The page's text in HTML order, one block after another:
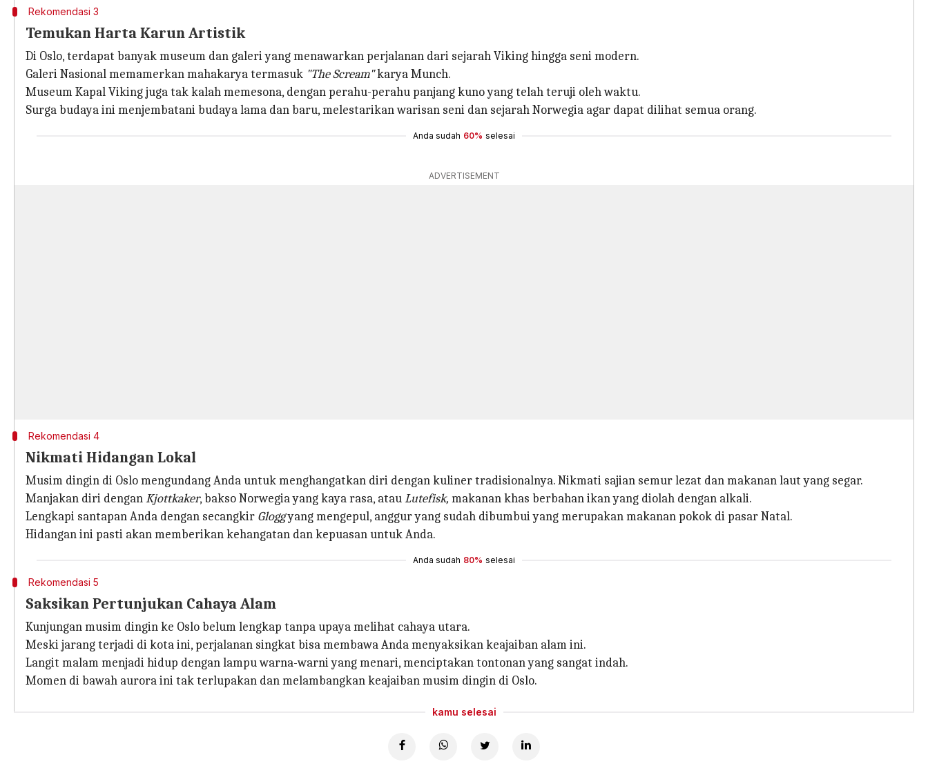
Rekomendasi 3
Temukan Harta Karun Artistik
Di Oslo, terdapat banyak museum dan galeri yang menawarkan perjalanan dari sejarah Viking hingga seni modern.
Galeri Nasional memamerkan mahakarya termasuk "The Scream"karya Munch.
Museum Kapal Viking juga tak kalah memesona, dengan perahu-perahu panjang kuno yang telah teruji oleh waktu.
Surga budaya ini menjembatani budaya lama dan baru, melestarikan warisan seni dan sejarah Norwegia agar dapat dilihat semua orang.
Anda sudah 60% selesai
ADVERTISEMENT
Rekomendasi 4
Nikmati Hidangan Lokal
Musim dingin di Oslo mengundang Anda untuk menghangatkan diri dengan kuliner tradisionalnya. Nikmati sajian semur lezat dan makanan laut yang segar.
Manjakan diri denganKjottkaker, bakso Norwegia yang kaya rasa, atauLutefisk, makanan khas berbahan ikan yang diolah dengan alkali.
Lengkapi santapan Anda dengan secangkir Gloggyang mengepul, anggur yang sudah dibumbui yang merupakan makanan pokok di pasar Natal.
Hidangan ini pasti akan memberikan kehangatan dan kepuasan untuk Anda.
Anda sudah 80% selesai
Rekomendasi 5
Saksikan Pertunjukan Cahaya Alam
Kunjungan musim dingin ke Oslo belum lengkap tanpa upaya melihat cahaya utara.
Meski jarang terjadi di kota ini, perjalanan singkat bisa membawa Anda menyaksikan keajaiban alam ini.
Langit malam menjadi hidup dengan lampu warna-warni yang menari, menciptakan tontonan yang sangat indah.
Momen di bawah aurora ini tak terlupakan dan melambangkan keajaiban musim dingin di Oslo.
kamu selesai